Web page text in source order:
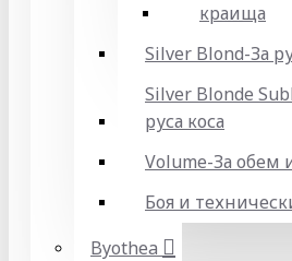
краища
Silver Blond-За
Silver Blonde
руса коса
Volume-За обем
Боя и
Byothea